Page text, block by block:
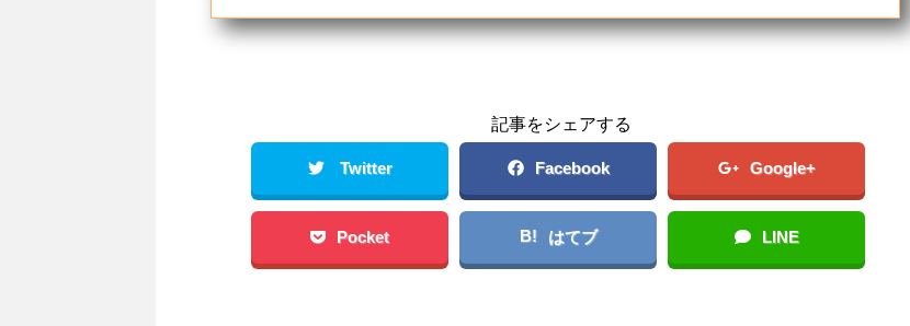
記事をシェアする
Twitter Facebook Google+
Pocket B! はてブ LINE